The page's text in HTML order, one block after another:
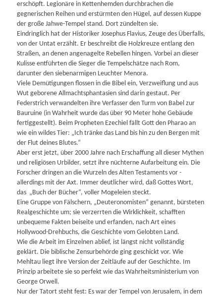
erschöpft. Legionäre in Kettenhemden durchbrachen die
gegnerischen Reihen und erstürmten den Hügel, auf dessen Kuppe
der große Jahwe-Tempel stand. Dort zündelten sie.
Eindringlich hat der Historiker Josephus Flavius, Zeuge des Überfalls,
von der Untat erzählt. Er beschreibt die Holzkreuze entlang den
Straßen, an denen angenagelte Rebellen hingen. Vorbei an dieser
Kulisse entführten die Sieger die Tempelschätze nach Rom,
darunter den siebenarmigen Leuchter Menora.
Viele Demütigungen flossen in die Bibel ein, Verzweiflung und aus
Wut geborene Allmachts­phantasien sind darin gestaut. Per
Federstrich verwandelten ihre Verfasser den Turm von Babel zur
Bauruine (in Wahrheit wurde das über 90 Meter hohe Gebäude
fertiggestellt). Beim Propheten Ezechiel fällt Gott den Pharao an
wie ein wildes Tier: „Ich tränke das Land bis hin zu den Bergen mit
der Flut deines Blutes.“
Aber erst jetzt, über 2000 Jahre nach Erschaffung all dieser Mythen
und religiösen Urbilder, setzt ihre nüchterne Aufarbeitung ein. Die
Forscher dringen an die Wurzeln des Alten Testaments vor -
allerdings mit der Axt. Immer deutlicher wird, daß Gottes Wort,
das „Buch der Bücher“, voller Mogeleien steckt.
Eine Gruppe von Fälschern, „Deuteronomisten“ genannt, bürsteten
Realgeschichte um; sie verzerrten die Wirklichkeit, schafften
unbequeme Fakten beiseite und erfanden, nach Art eines
Hollywood-Drehbuchs, die Geschichte vom Gelobten Land.
Wie die Arbeit im Einzelnen ablief, ist längst nicht vollständig
geklärt. Die biblische Zensurbehörde ging geschickt vor. Wie
Mehltau liegt ihre Version der Zeitläufe auf der Geschichte. Im
Prinzip arbeitete sie so perfekt wie das Wahrheitsministerium von
George Orwell.
Nur der Tatort steht fest: Es war der Tempel von Jerusalem, in dem